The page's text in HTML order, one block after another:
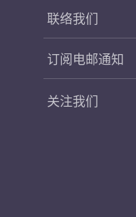
联络我们
订阅电邮通知
关注我们